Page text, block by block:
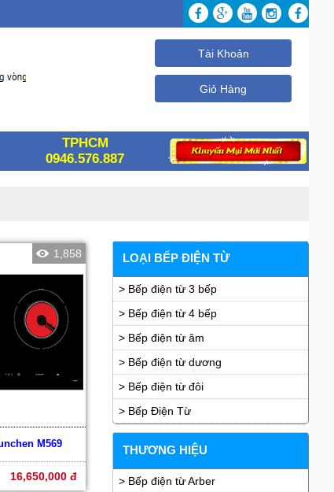
Tài Khoản
Giỏ Hàng
TPHCM
0946.576.887
1,858
M569
16,650,000 đ
LOẠI BẾP ĐIỆN TỪ
> Bếp điện từ 3 bếp
> Bếp điện từ 4 bếp
> Bếp điện từ âm
> Bếp điện từ dương
> Bếp điện từ đôi
> Bếp Điện Từ
THƯƠNG HIỆU
> Bếp điện từ Arber